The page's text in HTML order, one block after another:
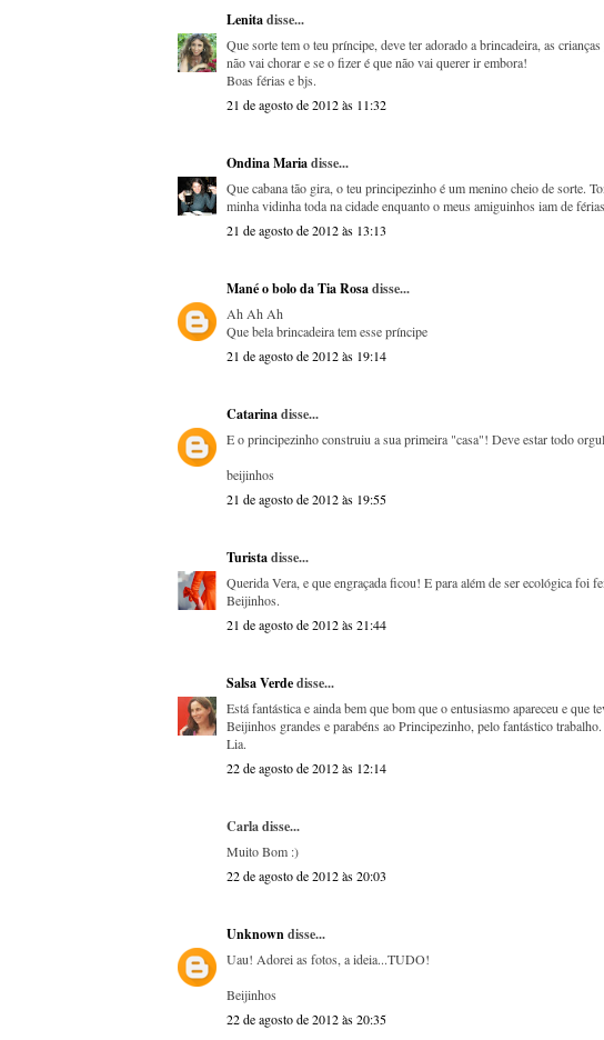
Lenitadisse...
Que sorte tem o teu príncipe, deve ter adorado a brincadeira, as
não vai chorar e se o fizer é que não vai querer ir embora!
Boas férias e bjs.
21 de agosto de 2012 às 11:32
Ondina Mariadisse...
Que cabana tão gira, o teu principezinho é um menino cheio de sorte.
minha vidinha toda na cidade enquanto o meus amiguinhos iam de
21 de agosto de 2012 às 13:13
Mané o bolo da Tia Rosadisse...
Ah Ah Ah
Que bela brincadeira tem esse príncipe
21 de agosto de 2012 às 19:14
Catarinadisse...
E o principezinho construiu a sua primeira "casa"! Deve estar todo
beijinhos
21 de agosto de 2012 às 19:55
Turistadisse...
Querida Vera, e que engraçada ficou! E para além de ser ecológica foi
Beijinhos.
21 de agosto de 2012 às 21:44
Salsa Verdedisse...
Está fantástica e ainda bem que bom que o entusiasmo apareceu e que
Beijinhos grandes e parabéns ao Principezinho, pelo fantástico trabalho.
Lia.
22 de agosto de 2012 às 12:14
Carla disse...
Muito Bom :)
22 de agosto de 2012 às 20:03
Unknowndisse...
Uau! Adorei as fotos, a ideia...TUDO!
Beijinhos
22 de agosto de 2012 às 20:35